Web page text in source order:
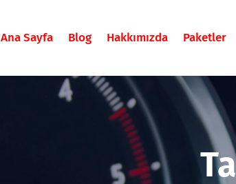
Ana Sayfa Blog Hakkımızda Paketler